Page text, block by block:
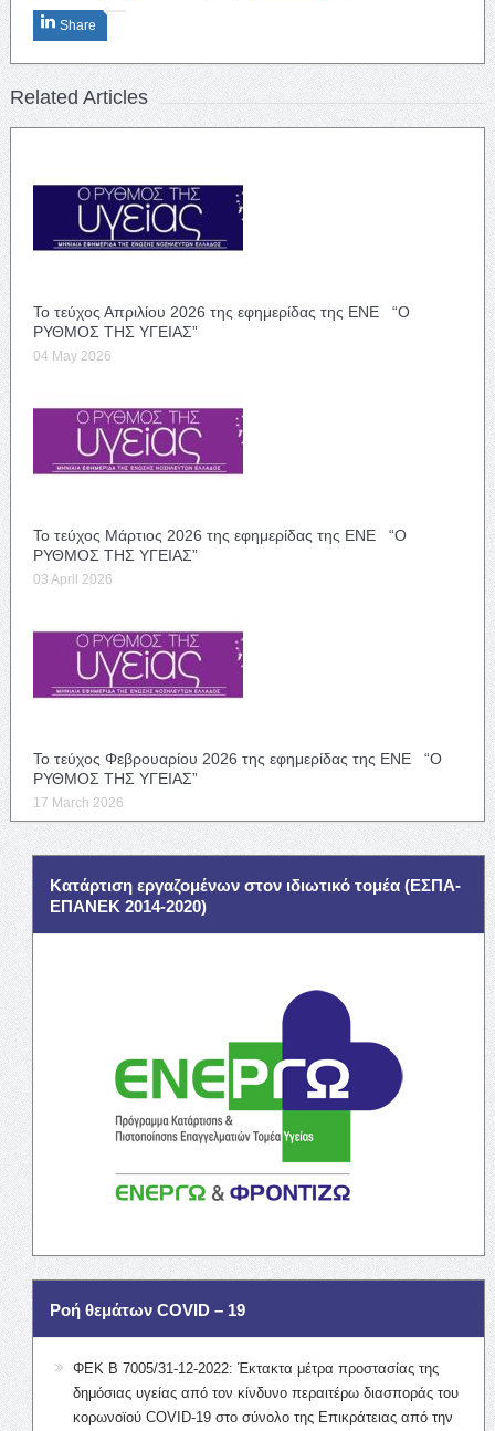
Share
Related Articles
Το τεύχος Απριλίου 2026 της εφημερίδας της ΕΝΕ “Ο
ΡΥΘΜΟΣ ΤΗΣ ΥΓΕΙΑΣ”
04 May 2026
Το τεύχος Μάρτιος 2026 της εφημερίδας της ΕΝΕ “Ο
ΡΥΘΜΟΣ ΤΗΣ ΥΓΕΙΑΣ”
03 April 2026
Το τεύχος Φεβρουαρίου 2026 της εφημερίδας της ΕΝΕ “Ο
ΡΥΘΜΟΣ ΤΗΣ ΥΓΕΙΑΣ”
17 March 2026
Κατάρτιση εργαζομένων στον ιδιωτικό τομέα (ΕΣΠΑ-
ΕΠΑΝΕΚ 2014-2020)
Ροή θεμάτων COVID – 19
ΦΕΚ Β 7005/31-12-2022: Έκτακτα μέτρα προστασίας της
δημόσιας υγείας από τον κίνδυνο περαιτέρω διασποράς του
κορωνοϊού COVID-19 στο σύνολο της Επικράτειας από την